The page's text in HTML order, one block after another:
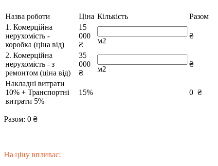
Назва роботи Ціна Кількість
Разом
1. Комерційна
нерухомість -
коробка (ціна від)
15
000
₴
м2
₴
2. Комерційна
нерухомість - з
ремонтом (ціна від)
35
000
₴
м2
₴
Накладні витрати
10% + Транспортні
витрати 5%
15% 0 ₴
Разом: 0 ₴
На ціну впливає: